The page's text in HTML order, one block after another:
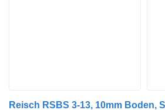
Reisch RSBS 3-13, 10mm Boden,